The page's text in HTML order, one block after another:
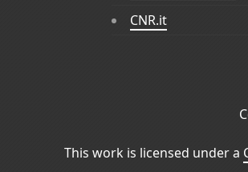
CNR.it
This work is licensed under a